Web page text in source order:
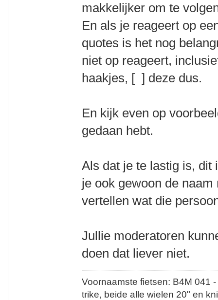
makkelijker om te
En als je reageert op
quotes is het nog
niet op reageert,
haakjes, [ ] deze dus.
En kijk even op
gedaan hebt.
Als dat je te lastig is, dit
je ook gewoon de
vertellen wat die
Jullie moderatoren
doen dat liever niet.
Voornaamste fietsen: B4M
trike, beide alle wielen 20" en